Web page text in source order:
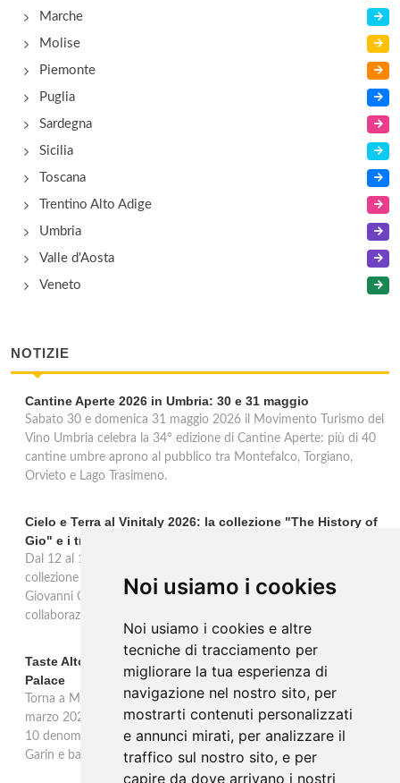
Noi usiamo i cookies
Noi usiamo i cookies e altre
tecniche di tracciamento per
migliorare la tua esperienza di
navigazione nel nostro sito, per
mostrarti contenuti personalizzati
e annunci mirati, per analizzare il
traffico sul nostro sito, e per
capire da dove arrivano i nostri
Marche
Molise
Piemonte
Puglia
Sardegna
Sicilia
Toscana
Trentino Alto Adige
Umbria
Valle d'Aosta
Veneto
NOTIZIE
Cantine Aperte 2026 in Umbria: 30 e 31 maggio
Sabato 30 e domenica 31 maggio 2026 il Movimento Turismo del
Vino Umbria celebra la 34° edizione di Cantine Aperte: più di 40
cantine umbre aprono al pubblico tra Montefalco, Torgiano,
Orvieto e Lago Trasimeno.
Cielo e Terra al Vinitaly 2026: la collezione "The History of
Gio" e i trent'anni di Freschello
Dal 12 al 15 aprile 2026 Cielo e Terra porta al Vinitaly la nuova
collezione premium "The History of Gio", omaggio al fondatore
Giovanni Cielo, i trent'anni di Freschello e una nuova
collaborazione solidale con Still I Rise. Hall 5, Stand E6.
Taste Alto Piemonte a Milano: 33 produttori al Westin
Palace
Torna a Milano l'appuntamento con i vini dell'Alto Piemonte. Il 9
marzo 2026 all'Hotel Westin Palace 33 produttori presentano le
10 denominazioni del territorio. Due masterclass condotte da Altai
Garin e banchi d'assaggio dalle 14:30 alle 20:30.